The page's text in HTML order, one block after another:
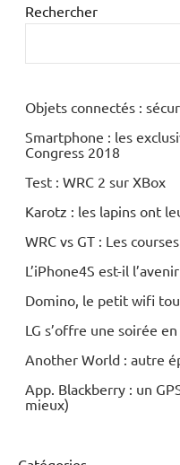
Rechercher
Objets connectés :
Smartphone : les
Congress 2018
Test : WRC 2 sur XBox
Karotz : les lapins ont
WRC vs GT : Les
L’iPhone4S est-il
Domino, le petit wifi
LG s’offre une soirée
Another World : autre
App. Blackberry : un
mieux)